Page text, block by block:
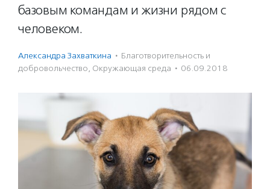
базовым командам и жизни рядом с
человеком.
Александра Захваткина · Благотвори­тель­ность и
доброволь­чест­во, Окружающая среда · 06.09.2018